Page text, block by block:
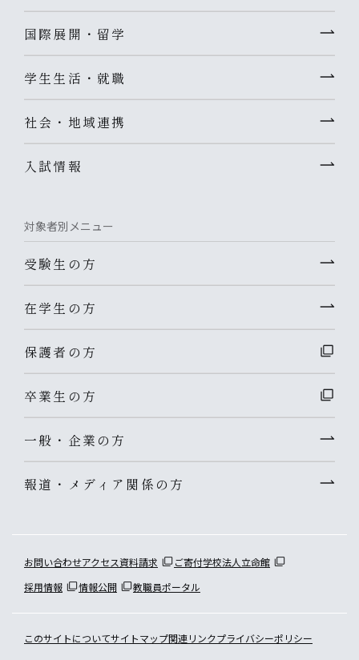
国際展開・留学
学生生活・就職
社会・地域連携
入試情報
対象者別メニュー
受験生の方
在学生の方
保護者の方
卒業生の方
一般・企業の方
報道・メディア関係の方
お問い合わせアクセス資料請求 ご寄付学校法人立命館
採用情報
情報公開 教職員ポータル
このサイトについてサイトマップ関連リンクプライバシーポリシー